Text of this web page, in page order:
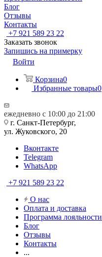
Блог
Отзывы
Контакты
+7 921 589 23 22
Заказать звонок
Запишись на примерку
Войти
Корзина0
Избранные товары0
ежедневно с 10:00 до 21:00
г. Санкт-Петербург,
ул. Жуковского, 20
Вконтакте
Telegram
WhatsApp
+7 921 589 23 22
О нас
Оплата и доставка
Программа лояльности
Блог
Отзывы
Контакты
...